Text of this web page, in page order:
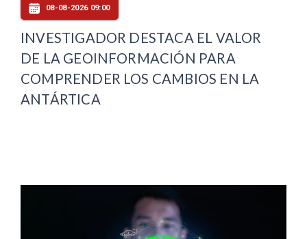
08-08-2026 09:00
INVESTIGADOR DESTACA EL VALOR
DE LA GEOINFORMACIÓN PARA
COMPRENDER LOS CAMBIOS EN LA
ANTÁRTICA